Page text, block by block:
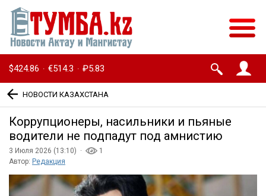
$424.86 · €514.3 · ₽5.83
НОВОСТИ КАЗАХСТАНА
Коррупционеры, насильники и пьяные
водители не подпадут под амнистию
3 Июля 2026 (13:10) ·
1
Автор: Редакция